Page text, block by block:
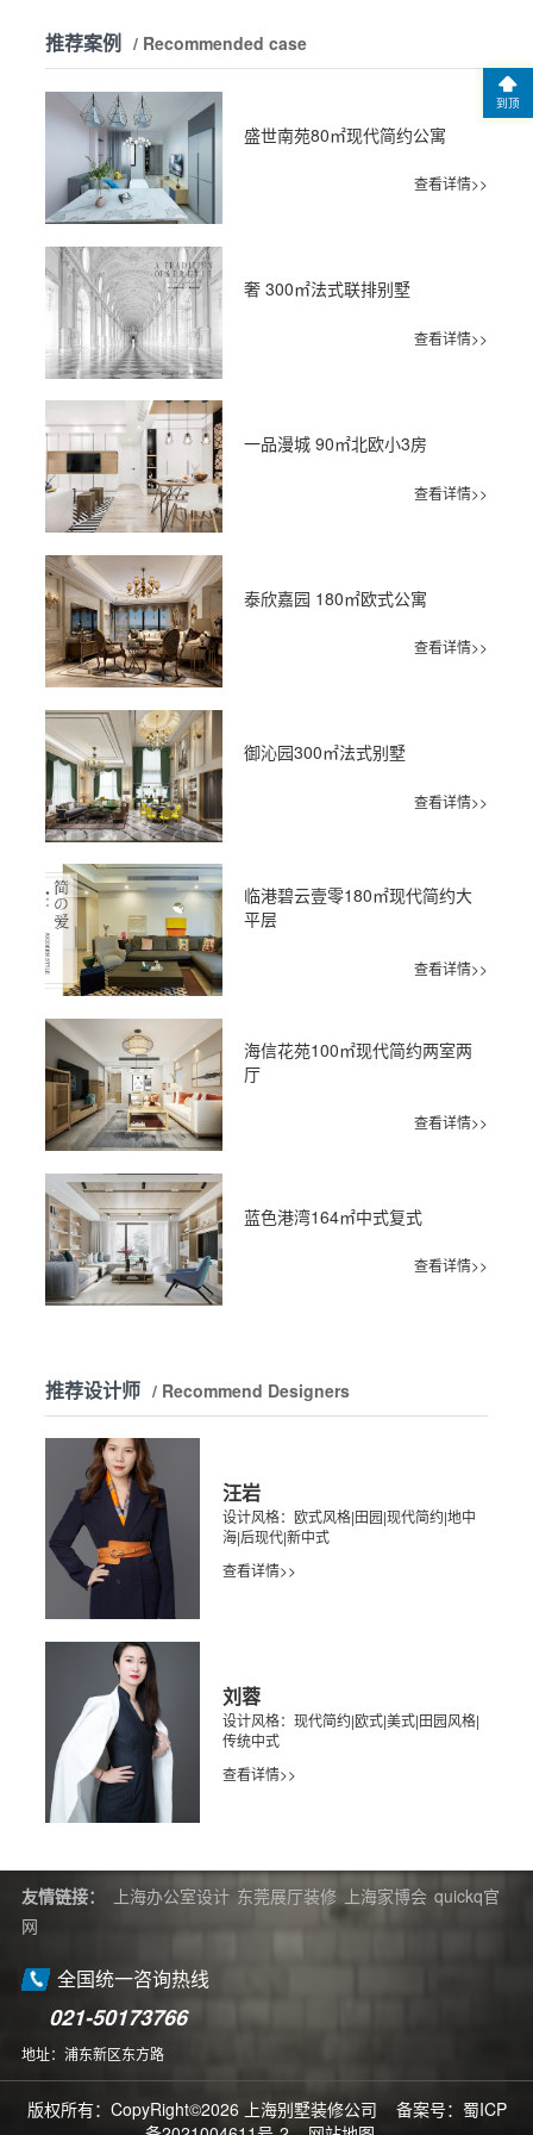
推荐案例 / Recommended case
盛世南苑80㎡现代简约公寓
查看详情>>
奢 300㎡法式联排别墅
查看详情>>
一品漫城 90㎡北欧小3房
查看详情>>
泰欣嘉园 180㎡欧式公寓
查看详情>>
御沁园300㎡法式别墅
查看详情>>
临港碧云壹零180㎡现代简约大
平层
查看详情>>
海信花苑100㎡现代简约两室两
厅
查看详情>>
蓝色港湾164㎡中式复式
查看详情>>
推荐设计师 / Recommend Designers
汪岩
设计风格：欧式风格|田园|现代简约|地中
海|后现代|新中式
查看详情>>
刘蓉
设计风格：现代简约|欧式|美式|田园风格|
传统中式
查看详情>>
友情链接： 上海办公室设计 东莞展厅装修 上海家博会 quickq官
网
全国统一咨询热线
021-50173766
地址：浦东新区东方路
版权所有：CopyRight©2026 上海别墅装修公司 备案号： 蜀ICP
到顶